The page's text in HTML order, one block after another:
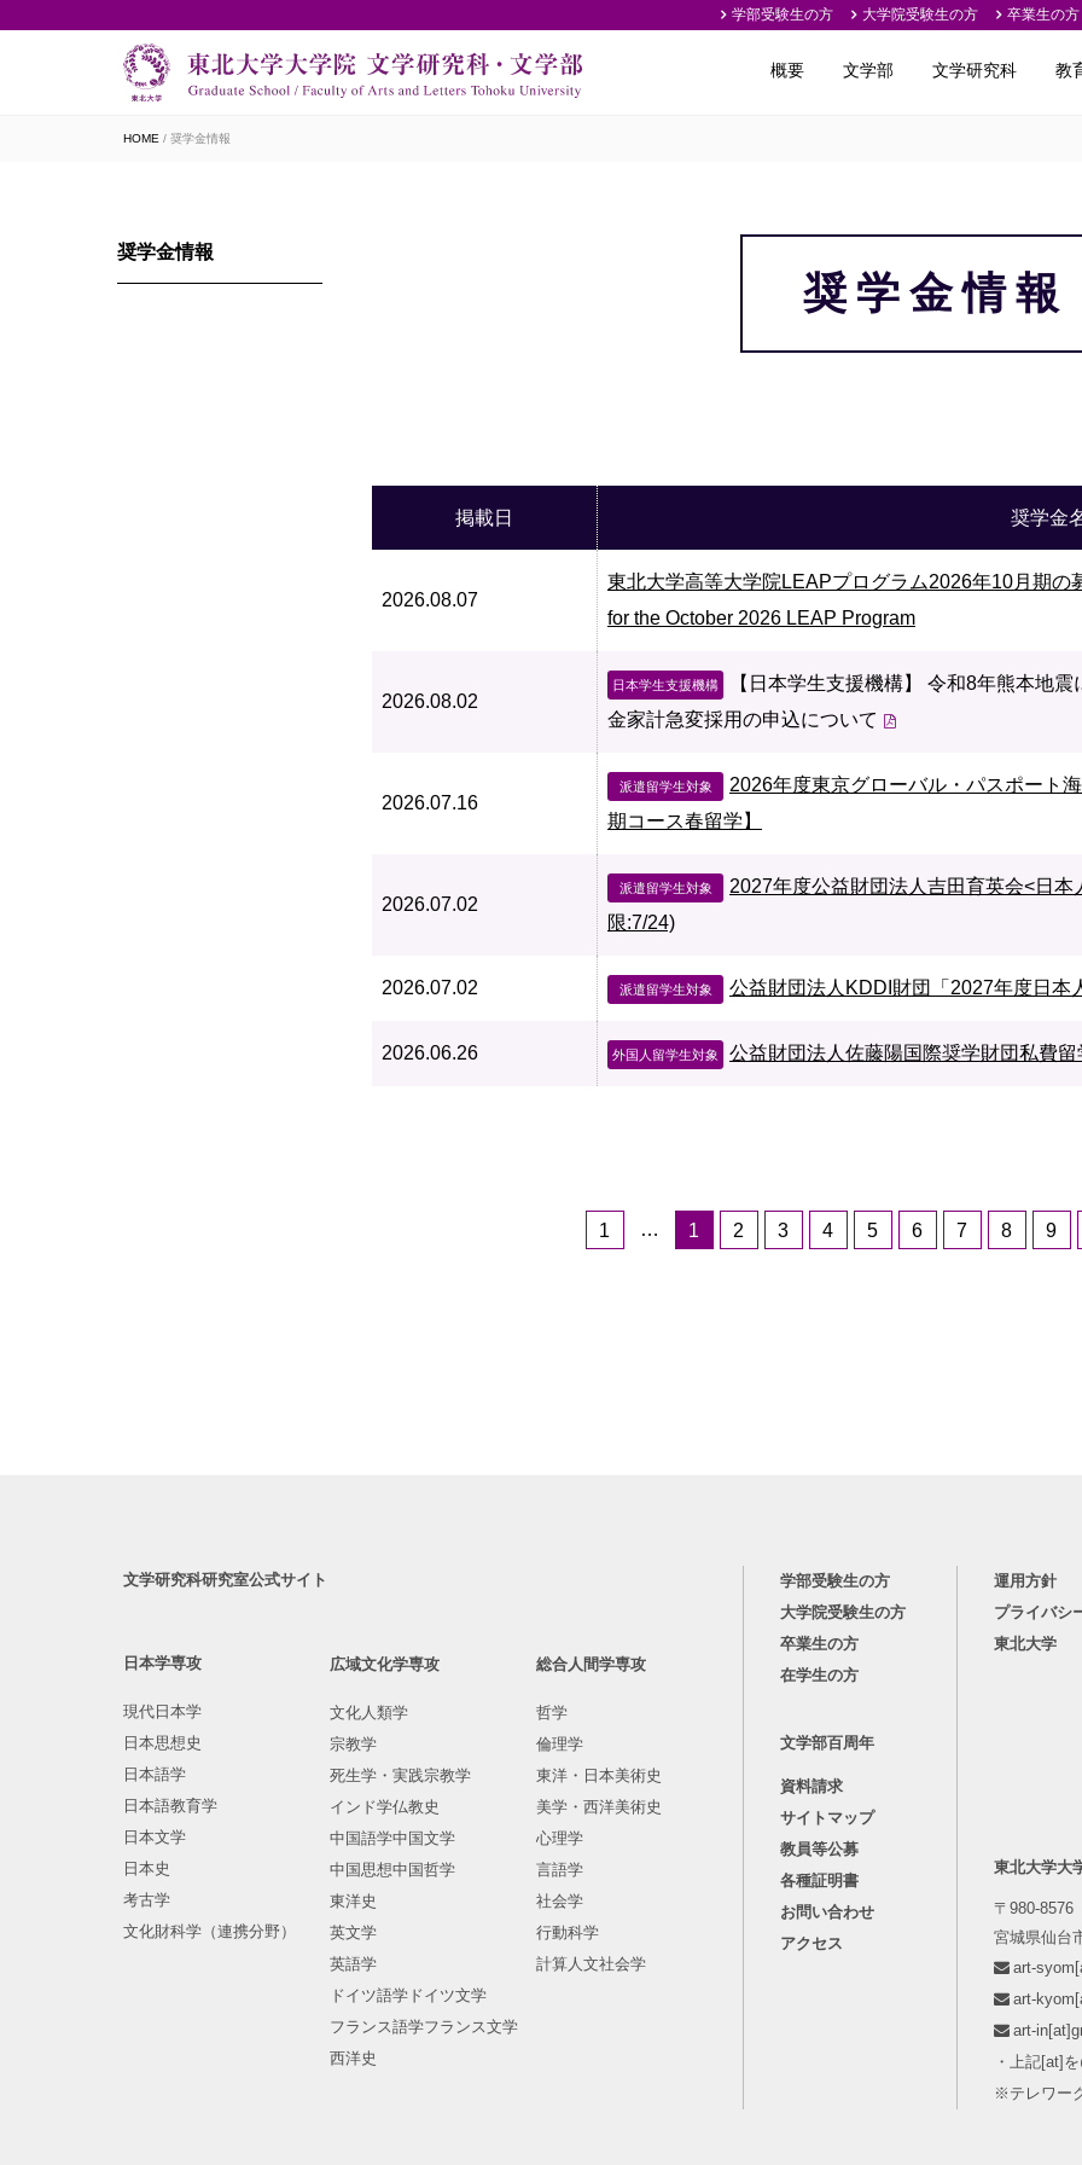
学部受験生の方 大学院受験生の方 卒業生の方
概要 文学部 文学研究科 教
HOME 奨学金情報
奨学金情報
掲載日 奨学金
2026.08.07
東北大学高等大学院LEAPプログラム2026年10月期
for the October 2026 LEAP Program
2026.08.02
日本学生支援機構
【日本学生支援機構】 令和8年熊本地
金家計急変採用の申込について
2026.07.16
派遣留学生対象
2026年度東京グローバル・パスポート
期コース春留学】
2026.07.02
派遣留学生対象
2027年度公益財団法人吉田育英会<日
限:7/24)
2026.07.02 派遣留学生対象 公益財団法人KDDI財団「2027年度日本
2026.06.26 外国人留学生対象 公益財団法人佐藤陽国際奨学財団私費
1 … 1 2 3 4 5 6 7 8 9
奨学金情報
文学研究科研究室公式サイト
日本学専攻
現代日本学
日本思想史
日本語学
日本語教育学
日本文学
日本史
考古学
文化財科学（連携分野）
広域文化学専攻
文化人類学
宗教学
死生学・実践宗教学
インド学仏教史
中国語学中国文学
中国思想中国哲学
東洋史
英文学
英語学
ドイツ語学ドイツ文学
フランス語学フランス文学
西洋史
総合人間学専攻
哲学
倫理学
東洋・日本美術史
美学・西洋美術史
心理学
言語学
社会学
行動科学
計算人文社会学
学部受験生の方
大学院受験生の方
卒業生の方
在学生の方
文学部百周年
資料請求
サイトマップ
教員等公募
各種証明書
お問い合わせ
アクセス
運用方針
プライバシ
東北大学
東北大学大
〒980-8576
宮城県仙台
art-
art-
art-
・上記[at]
※テレワー